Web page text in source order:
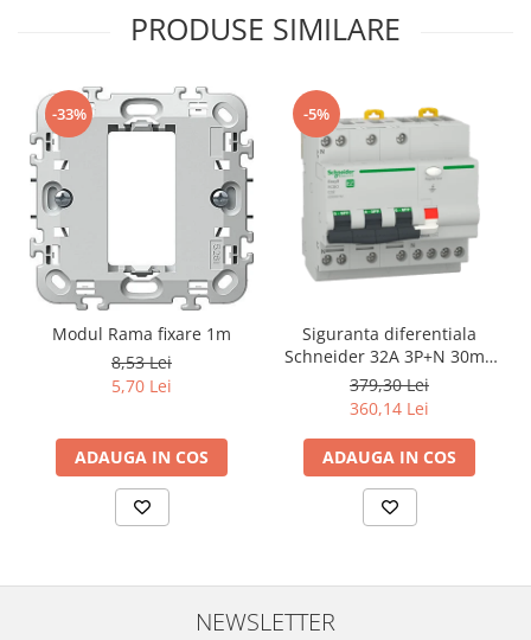
PRODUSE SIMILARE
-33%
Modul Rama fixare 1m
8,53 Lei
5,70 Lei
ADAUGA IN COS
-5%
Siguranta diferentiala
Schneider 32A 3P+N 30mA
curba C tipAC 4,5kA RCBO
Easy9 EZ9D32732
379,30 Lei
360,14 Lei
ADAUGA IN COS
NEWSLETTER